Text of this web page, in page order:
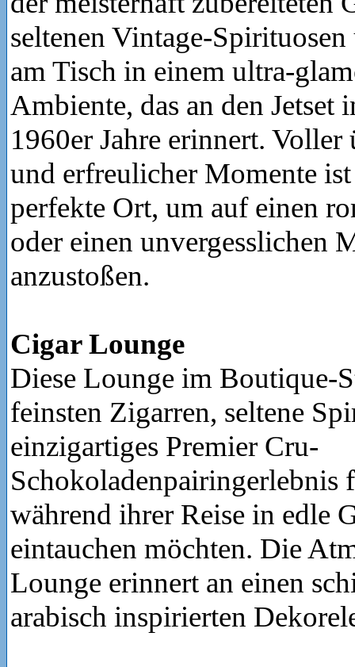
seltenen Vintage-
am Tisch in einem ultra-
Ambiente, das an den Jetset
1960er Jahre erinnert. Voller
und erfreulicher Momente
perfekte Ort, um auf einen
oder einen unvergesslichen
anzustoßen.
Cigar Lounge
Diese Lounge im Boutique-
feinsten Zigarren, seltene
einzigartiges Premier Cru-
Schokoladenpairingerlebnis
während ihrer Reise in edle
eintauchen möchten. Die
Lounge erinnert an einen
arabisch inspirierten